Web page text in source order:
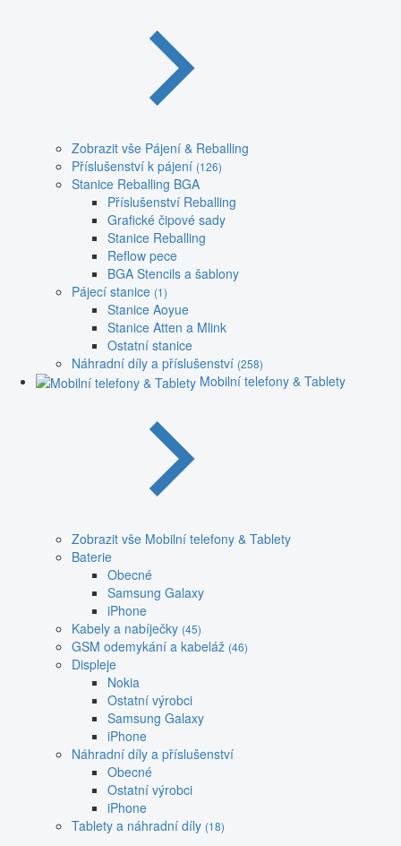
Zobrazit vše Pájení & Reballing
Příslušenství k pájení (126)
Stanice Reballing BGA
Příslušenství Reballing
Grafické čipové sady
Stanice Reballing
Reflow pece
BGA Stencils a šablony
Pájecí stanice (1)
Stanice Aoyue
Stanice Atten a Mlink
Ostatní stanice
Náhradní díly a příslušenství (258)
Mobilní telefony & Tablety
Zobrazit vše Mobilní telefony & Tablety
Baterie
Obecné
Samsung Galaxy
iPhone
Kabely a nabíječky (45)
GSM odemykání a kabeláž (46)
Displeje
Nokia
Ostatní výrobci
Samsung Galaxy
iPhone
Náhradní díly a příslušenství
Obecné
Ostatní výrobci
iPhone
Tablety a náhradní díly (18)